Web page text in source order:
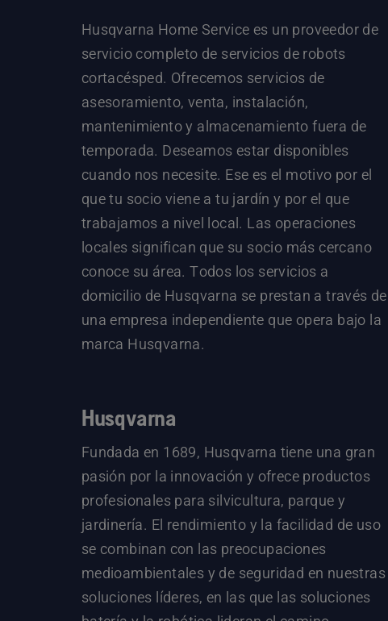
Husqvarna Home Service es un proveedor de
servicio completo de servicios de robots
cortacésped. Ofrecemos servicios de
asesoramiento, venta, instalación,
mantenimiento y almacenamiento fuera de
temporada. Deseamos estar disponibles
cuando nos necesite. Ese es el motivo por el
que tu socio viene a tu jardín y por el que
trabajamos a nivel local. Las operaciones
locales significan que su socio más cercano
conoce su área. Todos los servicios a
domicilio de Husqvarna se prestan a través de
una empresa independiente que opera bajo la
marca Husqvarna.
Husqvarna
Fundada en 1689, Husqvarna tiene una gran
pasión por la innovación y ofrece productos
profesionales para silvicultura, parque y
jardinería. El rendimiento y la facilidad de uso
se combinan con las preocupaciones
medioambientales y de seguridad en nuestras
soluciones líderes, en las que las soluciones